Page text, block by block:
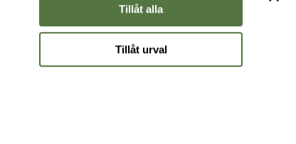
Tillåt alla
Tillåt urval